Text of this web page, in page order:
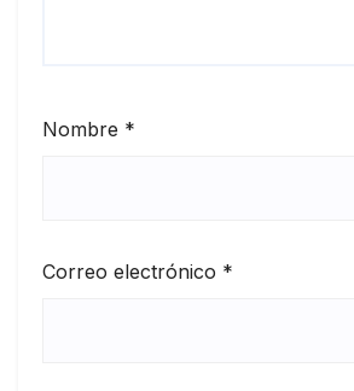
Nombre *
Correo electrónico *